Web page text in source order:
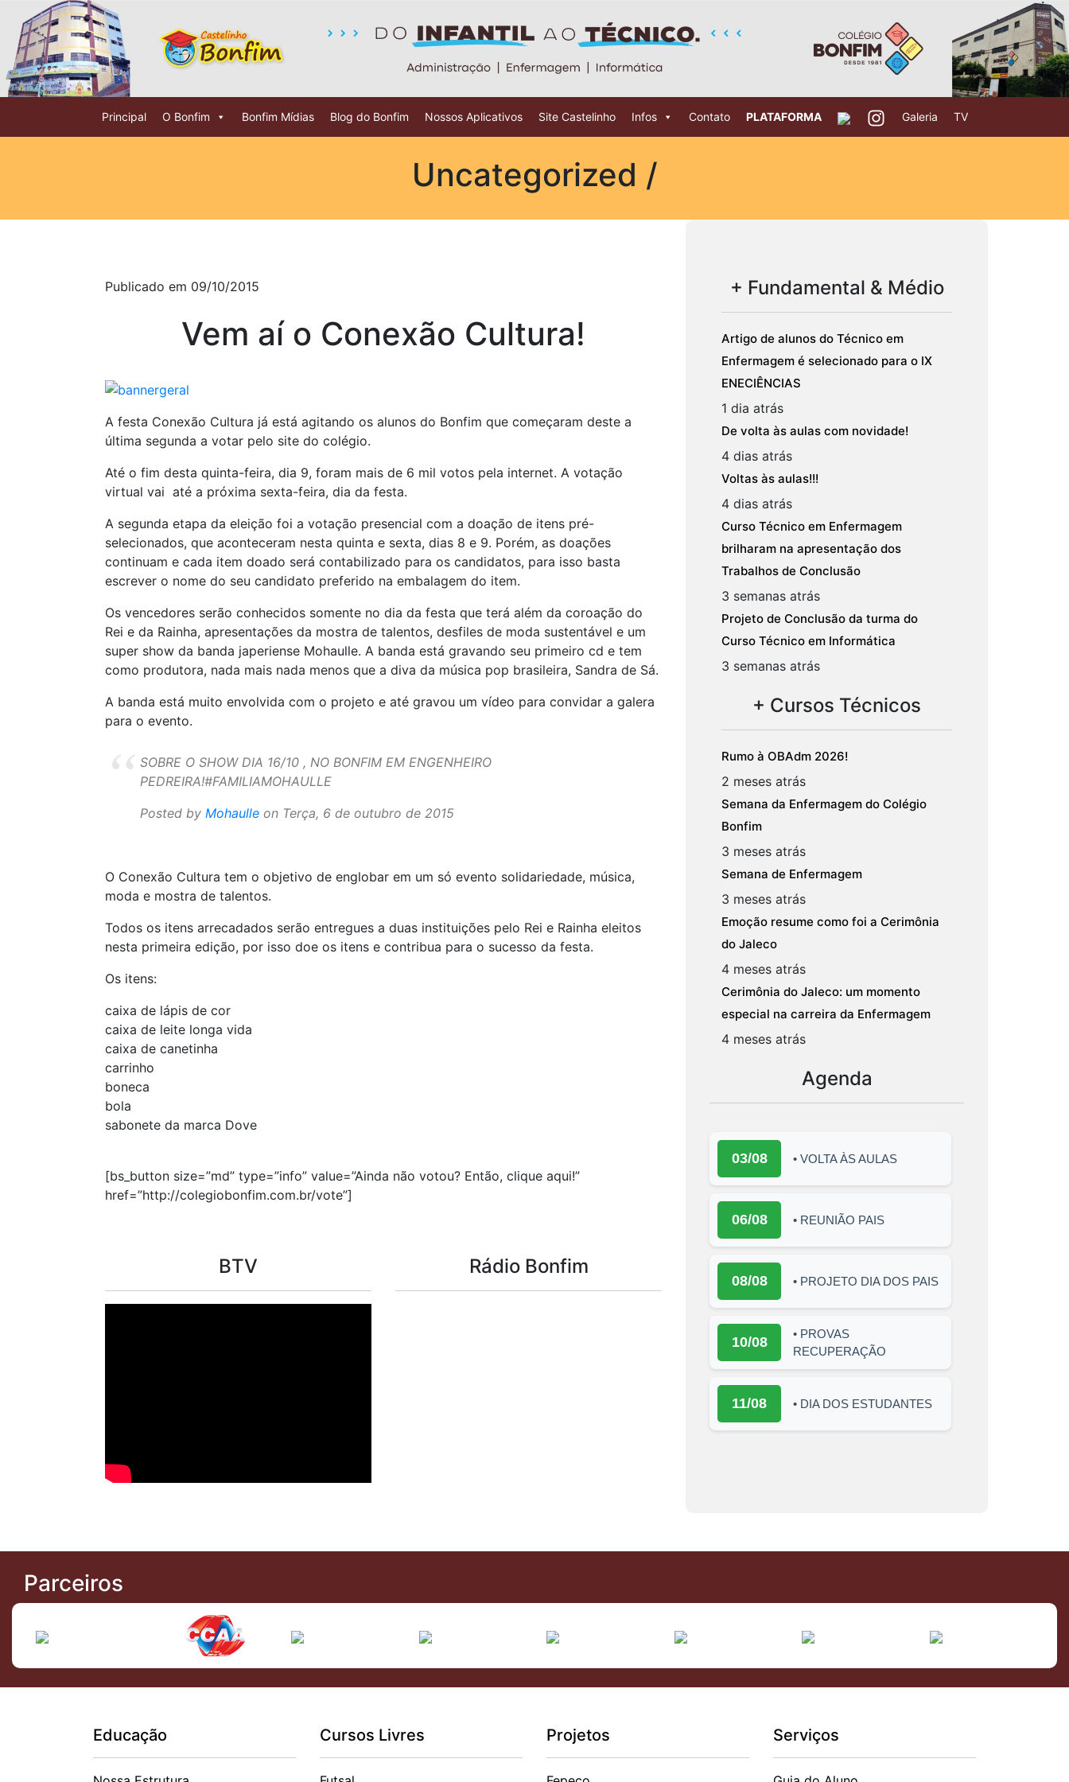
Principal O Bonfim Bonfim Mídias Blog do Bonfim Nossos Aplicativos Site Castelinho Infos Contato PLATAFORMA Galeria TV
Uncategorized /
Publicado em 09/10/2015
Vem aí o Conexão Cultura!
A festa Conexão Cultura já está agitando os alunos do Bonfim que começaram deste a
última segunda a votar pelo site do colégio.
Até o fim desta quinta-feira, dia 9, foram mais de 6 mil votos pela internet. A votação
virtual vai até a próxima sexta-feira, dia da festa.
A segunda etapa da eleição foi a votação presencial com a doação de itens pré-
selecionados, que aconteceram nesta quinta e sexta, dias 8 e 9. Porém, as doações
continuam e cada item doado será contabilizado para os candidatos, para isso basta
escrever o nome do seu candidato preferido na embalagem do item.
Os vencedores serão conhecidos somente no dia da festa que terá além da coroação do
Rei e da Rainha, apresentações da mostra de talentos, desfiles de moda sustentável e um
super show da banda japeriense Mohaulle. A banda está gravando seu primeiro cd e tem
como produtora, nada mais nada menos que a diva da música pop brasileira, Sandra de Sá.
A banda está muito envolvida com o projeto e até gravou um vídeo para convidar a galera
para o evento.
SOBRE O SHOW DIA 16/10 , NO BONFIM EM ENGENHEIRO
PEDREIRA!#FAMILIAMOHAULLE
Posted by Mohaulle on Terça, 6 de outubro de 2015
O Conexão Cultura tem o objetivo de englobar em um só evento solidariedade, música,
moda e mostra de talentos.
Todos os itens arrecadados serão entregues a duas instituições pelo Rei e Rainha eleitos
nesta primeira edição, por isso doe os itens e contribua para o sucesso da festa.
Os itens:
caixa de lápis de cor
caixa de leite longa vida
caixa de canetinha
carrinho
boneca
bola
sabonete da marca Dove
[bs_button size=”md” type=”info” value=”Ainda não votou? Então, clique aqui!”
href=”http://colegiobonfim.com.br/vote”]
BTV Rádio Bonfim
+ Fundamental & Médio
Artigo de alunos do Técnico em
Enfermagem é selecionado para o IX
ENECIÊNCIAS
1 dia atrás
De volta às aulas com novidade!
4 dias atrás
Voltas às aulas!!!
4 dias atrás
Curso Técnico em Enfermagem
brilharam na apresentação dos
Trabalhos de Conclusão
3 semanas atrás
Projeto de Conclusão da turma do
Curso Técnico em Informática
3 semanas atrás
+ Cursos Técnicos
Rumo à OBAdm 2026!
2 meses atrás
Semana da Enfermagem do Colégio
Bonfim
3 meses atrás
Semana de Enfermagem
3 meses atrás
Emoção resume como foi a Cerimônia
do Jaleco
4 meses atrás
Cerimônia do Jaleco: um momento
especial na carreira da Enfermagem
4 meses atrás
Agenda
03/08 • VOLTA ÀS AULAS
06/08 • REUNIÃO PAIS
08/08 • PROJETO DIA DOS PAIS
10/08
• PROVAS
RECUPERAÇÃO
11/08 • DIA DOS ESTUDANTES
Parceiros
Educação Cursos Livres Projetos Serviços